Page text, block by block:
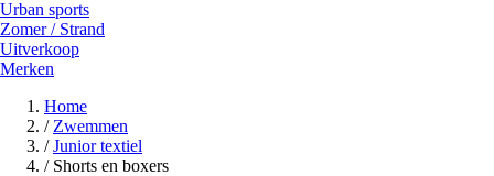
Urban sports
Zomer / Strand
Uitverkoop
Merken
Home
/ Zwemmen
/ Junior textiel
/ Shorts en boxers